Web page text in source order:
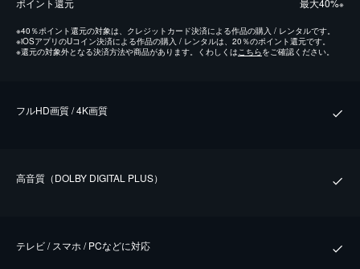
※
※40％ポイント還元の対象は、クレジットカード決済による作品の購入 / レンタルです。
※iOSアプリのUコイン決済による作品の購入 / レンタルは、20％のポイント還元です。
※還元の対象外となる決済方法や商品があります。くわしくは こちらをご確認ください。
フルHD画質 / 4K画質
⾼⾳質（DOLBY DIGITAL PLUS）
テレビ / スマホ / PCなどに対応